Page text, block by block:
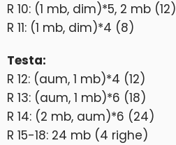
R 10: (1 mb, dim)*5, 2 mb (12)
R 11: (1 mb, dim)*4 (8)
Testa:
R 12: (aum, 1 mb)*4 (12)
R 13: (aum, 1 mb)*6 (18)
R 14: (2 mb, aum)*6 (24)
R 15-18: 24 mb (4 righe)